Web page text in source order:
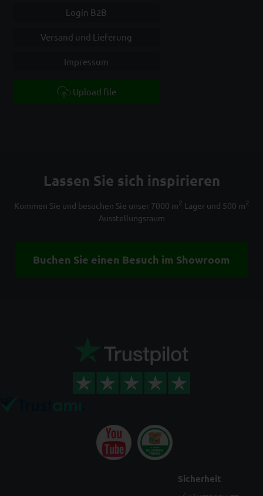
Login B2B
Versand und Lieferung
Impressum
Upload file
Lassen Sie sich inspirieren
Kommen Sie und besuchen Sie unser 7000 m2 Lager und 500 m2
Ausstellungsraum
Buchen Sie einen Besuch im Showroom
Sicherheit